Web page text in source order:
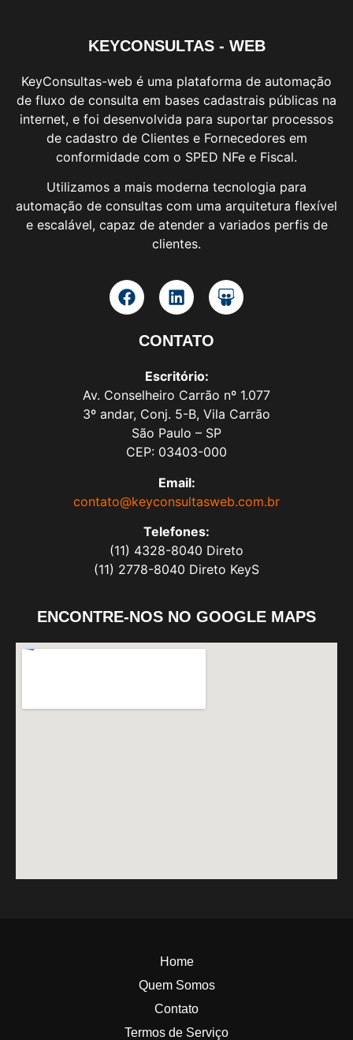
KEYCONSULTAS - WEB
KeyConsultas-web é uma plataforma de automação
de fluxo de consulta em bases cadastrais públicas na
internet, e foi desenvolvida para suportar processos
de cadastro de Clientes e Fornecedores em
conformidade com o SPED NFe e Fiscal.
Utilizamos a mais moderna tecnologia para
automação de consultas com uma arquitetura flexível
e escalável, capaz de atender a variados perfis de
clientes.
CONTATO
Escritório:
Av. Conselheiro Carrão nº 1.077
3º andar, Conj. 5-B, Vila Carrão
São Paulo – SP
CEP: 03403-000
Email:
contato@keyconsultasweb.com.br
Telefones:
(11) 4328-8040 Direto
(11) 2778-8040 Direto KeyS
ENCONTRE-NOS NO GOOGLE MAPS
Home
Quem Somos
Contato
Termos de Serviço